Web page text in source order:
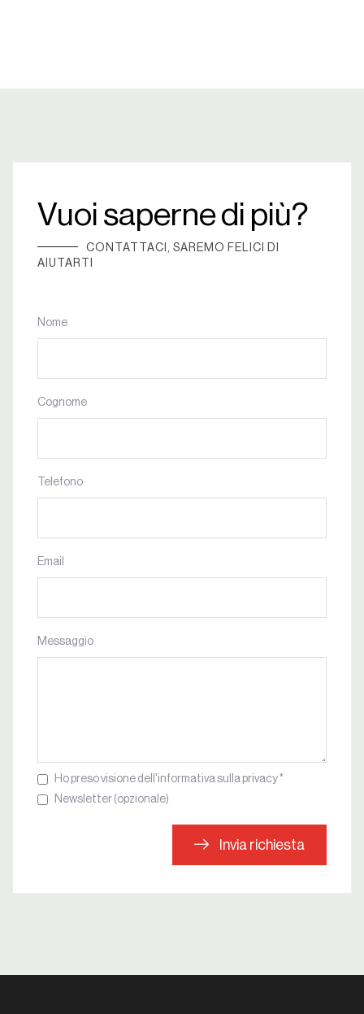
Vuoi saperne di più?
CONTATTACI, SAREMO FELICI DI
AIUTARTI
Nome
Cognome
Telefono
Email
Messaggio
Ho preso visione dell'informativa sulla privacy *
Newsletter (opzionale)
Invia richiesta